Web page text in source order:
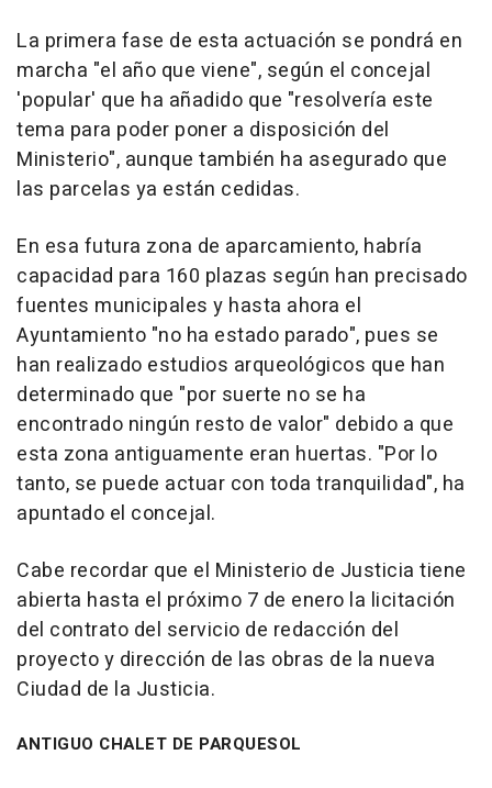
La primera fase de esta actuación se pondrá en
marcha "el año que viene", según el concejal
'popular' que ha añadido que "resolvería este
tema para poder poner a disposición del
Ministerio", aunque también ha asegurado que
las parcelas ya están cedidas.
En esa futura zona de aparcamiento, habría
capacidad para 160 plazas según han precisado
fuentes municipales y hasta ahora el
Ayuntamiento "no ha estado parado", pues se
han realizado estudios arqueológicos que han
determinado que "por suerte no se ha
encontrado ningún resto de valor" debido a que
esta zona antiguamente eran huertas. "Por lo
tanto, se puede actuar con toda tranquilidad", ha
apuntado el concejal.
Cabe recordar que el Ministerio de Justicia tiene
abierta hasta el próximo 7 de enero la licitación
del contrato del servicio de redacción del
proyecto y dirección de las obras de la nueva
Ciudad de la Justicia.
ANTIGUO CHALET DE PARQUESOL